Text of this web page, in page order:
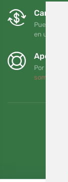
Puede
en un
Por cada
somos